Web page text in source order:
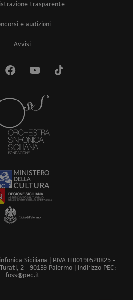
trasparente
e audizioni
Avvisi
Siciliana | P.IVA IT00190520825 -
2 - 90139 Palermo | indirizzo PEC:
foss@pec.it